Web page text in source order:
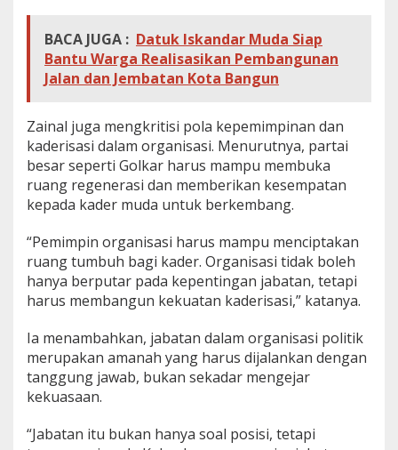
BACA JUGA : Datuk Iskandar Muda Siap
Bantu Warga Realisasikan Pembangunan
Jalan dan Jembatan Kota Bangun
Zainal juga mengkritisi pola kepemimpinan dan
kaderisasi dalam organisasi. Menurutnya, partai
besar seperti Golkar harus mampu membuka
ruang regenerasi dan memberikan kesempatan
kepada kader muda untuk berkembang.
“Pemimpin organisasi harus mampu menciptakan
ruang tumbuh bagi kader. Organisasi tidak boleh
hanya berputar pada kepentingan jabatan, tetapi
harus membangun kekuatan kaderisasi,” katanya.
Ia menambahkan, jabatan dalam organisasi politik
merupakan amanah yang harus dijalankan dengan
tanggung jawab, bukan sekadar mengejar
kekuasaan.
“Jabatan itu bukan hanya soal posisi, tetapi